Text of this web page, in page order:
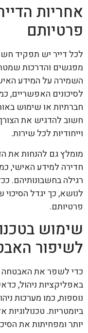
אחריות
פרטיותם
לכל דייר יש תפקיד
מפגשים והדרכות
השמירה על המידע
לסיכונים האפשריים,
חברתיות או שימוש
חשוב להדגיש את
וייחודיות לכל שירות.
מומלץ גם להנחות את
חדירה למידע האישי,
רגילה בחשבונותיהם.
לנושא, כך יגדל הסיכוי
פרטיותם.
שימוש
לשיפור
כדי לשפר את האבטחה
באפליקציות ניהול,
נוספות, כמו מערכות
ביומטריות.
יותר ומפחיתות את